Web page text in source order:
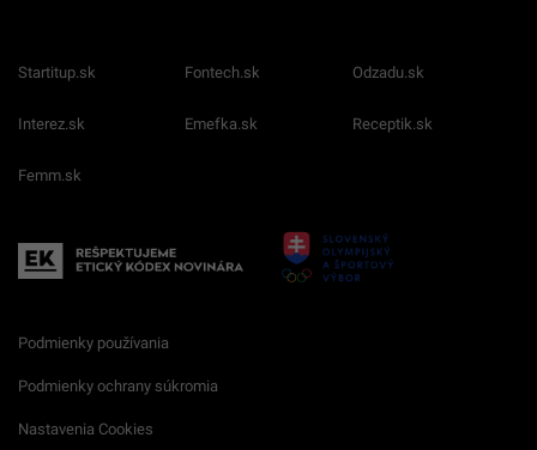
Startitup.sk Fontech.sk Odzadu.sk
Interez.sk Emefka.sk Receptik.sk
Femm.sk
Podmienky používania
Podmienky ochrany súkromia
Nastavenia Cookies